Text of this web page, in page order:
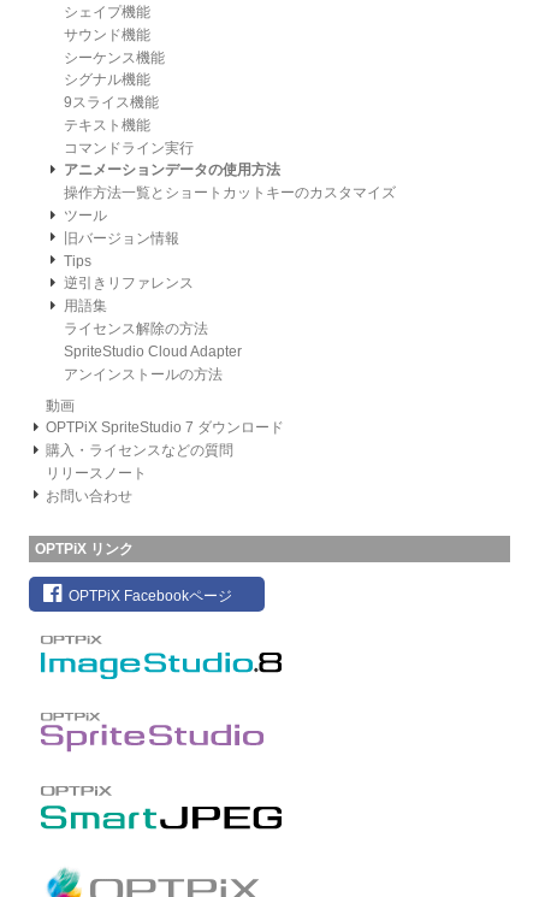
シェイプ機能
サウンド機能
シーケンス機能
シグナル機能
9スライス機能
テキスト機能
コマンドライン実行
アニメーションデータの使用方法
操作方法一覧とショートカットキーのカスタマイズ
ツール
旧バージョン情報
Tips
逆引きリファレンス
用語集
ライセンス解除の方法
SpriteStudio Cloud Adapter
アンインストールの方法
動画
OPTPiX SpriteStudio 7 ダウンロード
購入・ライセンスなどの質問
リリースノート
お問い合わせ
OPTPiX リンク
OPTPiX Facebookページ